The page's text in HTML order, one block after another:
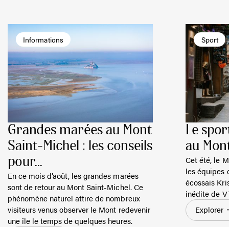
Informations
Grandes marées au Mont
Saint-Michel : les conseils
pour...
En ce mois d’août, les grandes marées
sont de retour au Mont Saint-Michel. Ce
phénomène naturel attire de nombreux
visiteurs venus observer le Mont redevenir
une île le temps de quelques heures.
Sport
Le
au
Cet été, le
les équipes
écossais
inédite de
Explorer